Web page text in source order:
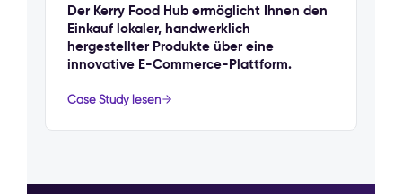
Der Kerry Food Hub ermöglicht Ihnen den
Einkauf lokaler, handwerklich
hergestellter Produkte über eine
innovative E-Commerce-Plattform.
Case Study lesen